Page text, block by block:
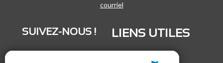
courriel
SUIVEZ-NOUS ! LIENS UTILES